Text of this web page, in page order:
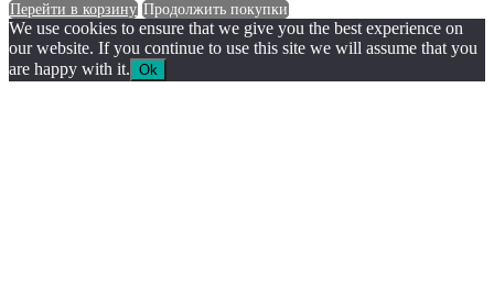
Перейти в корзину Продолжить покупки
We use cookies to ensure that we give you the best experience on
our website. If you continue to use this site we will assume that you
are happy with it. Ok